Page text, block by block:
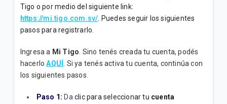
VER MÁS
Tigo o por medio del siguiente link:
https://mi.tigo.com.sv/. Puedes seguir los siguientes
pasos para registrarlo.
Ingresa a Mi Tigo. Sino tenés creada tu cuenta, podés
hacerloAQUÍ . Si ya tenés activa tu cuenta, continúa con
los siguientes pasos.
Paso 1: Daclic para seleccionar tu cuenta